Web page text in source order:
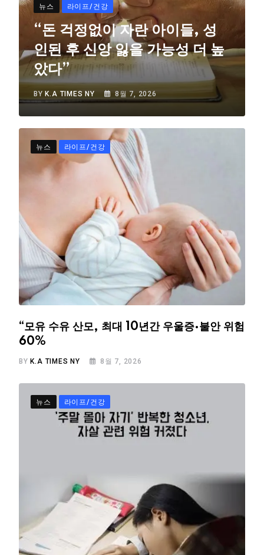
뉴스 라이프/건강
“돈 걱정없이 자란 아이들, 성
인된 후 신앙 잃을 가능성 더 높
았다”
BY K.A TIMES NY 8월 7, 2026
뉴스 라이프/건강
“모유 수유 산모, 최대 10년간 우울증·불안 위험
60%
BY K.A TIMES NY 8월 7, 2026
뉴스 라이프/건강